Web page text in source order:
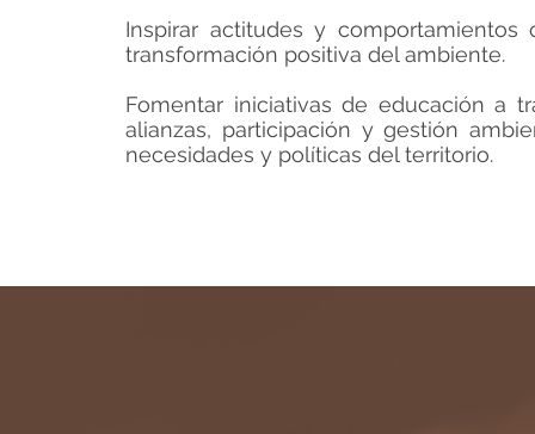
Inspirar actitudes y
transformación positiva del ambiente.
Fomentar iniciativas de educación a
alianzas, participación y gestión
necesidades y políticas del territorio.